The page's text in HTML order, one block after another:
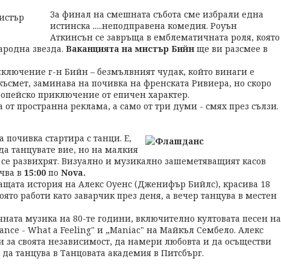
За финал на смешната събота сме избрали една
истинска .....неподправена комедия. Роуън
Аткинсън се завръща в емблематичната роля, която
звезда. Ваканцията на мистър Бийнще ви разсмее в
г-н Бийн – безмълвният чудак, който винаги е
заминава на почивка на френската Ривиера, но скоро
приключение от епичен характер.
пространна реклама, а само от три думи - смях през сълзи.
почивка стартира с танци. Е,
танцувате вие, но на малкия
развихрят. Визуално и музикално зашеметяващият касов
в 15:00 по Nova.
история на Алекс Оуенс (Дженифър Бийлс), красива 18
работи като заварчик през деня, а вечер танцува в местен
музика на 80-те години, включително култовата песен на
- What a Feeling" и „Maniac" на Майкъл Сембело. Алекс
за своята независимост, да намери любовта и да осъществи
танцува в Танцовата академия в Питсбърг.